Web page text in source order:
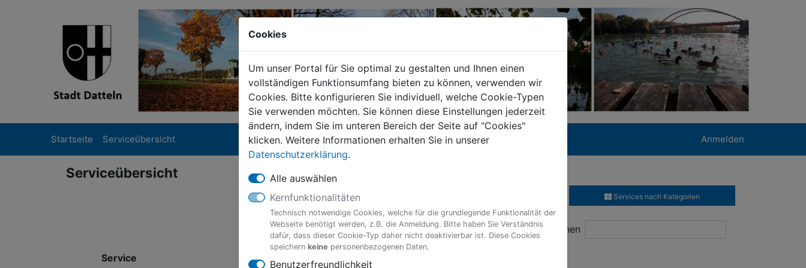
Cookies
Um unser Portal für Sie optimal zu gestalten und Ihnen einen
vollständigen Funktionsumfang bieten zu können, verwenden wir
Cookies. Bitte konfigurieren Sie individuell, welche Cookie-Typen
Sie verwenden möchten. Sie können diese Einstellungen jederzeit
ändern, indem Sie im unteren Bereich der Seite auf "Cookies"
klicken. Weitere Informationen erhalten Sie in unserer
Datenschutzerklärung.
Alle auswählen
Kernfunktionalitäten
Technisch notwendige Cookies, welche für die grundlegende Funktionalität der
Webseite benötigt werden, z.B. die Anmeldung. Bitte haben Sie Verständnis
dafür, dass dieser Cookie-Typ daher nicht deaktivierbar ist. Diese Cookies
speichern keine personenbezogenen Daten.
Benutzerfreundlichkeit
Startseite Serviceübersicht Anmelden
Serviceübersicht
Services nach Kategorien
Suchen
Service Beschreibung